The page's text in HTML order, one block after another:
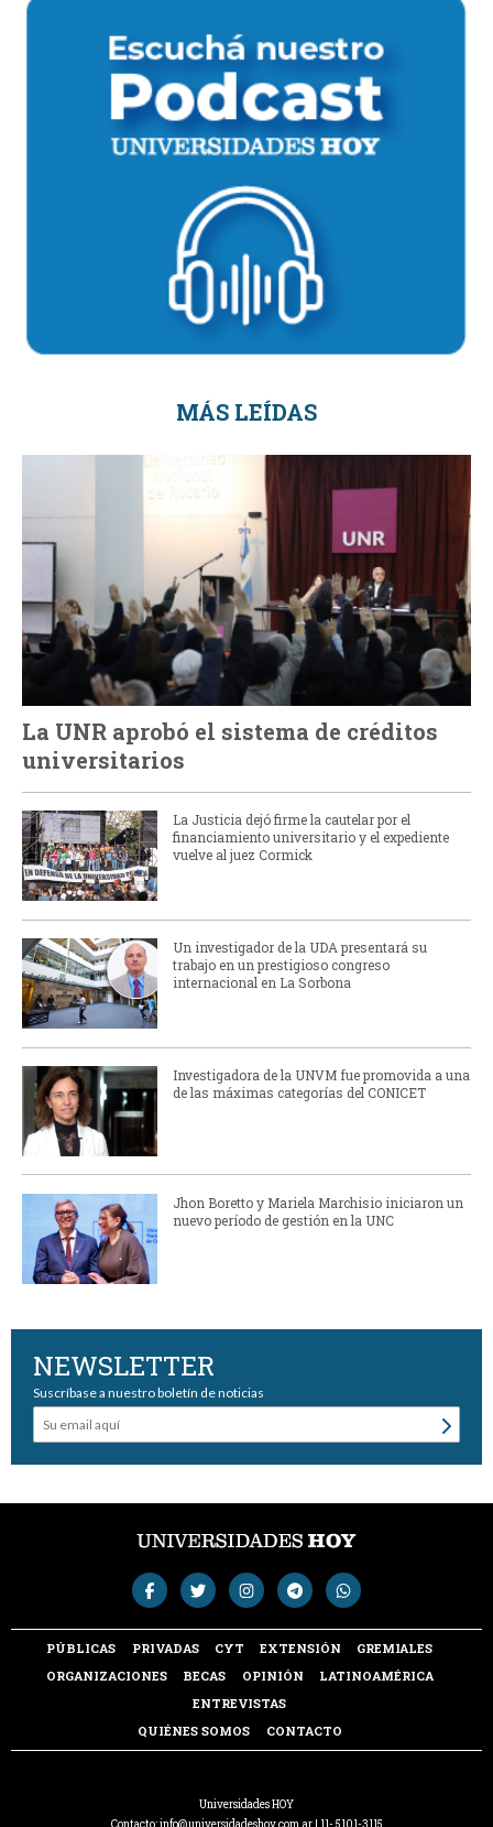
MÁS LEÍDAS
La UNR aprobó el sistema de créditos
universitarios
La Justicia dejó firme la cautelar por el
financiamiento universitario y el expediente
vuelve al juez Cormick
Un investigador de la UDA presentará su
trabajo en un prestigioso congreso
internacional en La Sorbona
Investigadora de la UNVM fue promovida a una
de las máximas categorías del CONICET
Jhon Boretto y Mariela Marchisio iniciaron un
nuevo período de gestión en la UNC
NEWSLETTER
Suscríbase a nuestro boletín de noticias
PÚBLICAS PRIVADAS CYT EXTENSIÓN
GREMIALES
ORGANIZACIONES
BECAS OPINIÓN
LATINOAMÉRICA
ENTREVISTAS
QUIÉNES SOMOS
CONTACTO
Universidades HOY